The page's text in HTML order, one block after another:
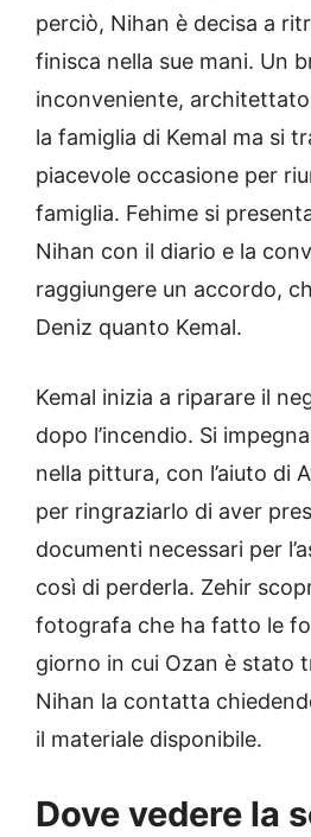
perciò, Nihan è decisa a
finisca nella sue mani. Un
inconveniente,
la famiglia di Kemal ma si
piacevole occasione per
famiglia. Fehime si
Nihan con il diario e la
raggiungere un accordo,
Deniz quanto Kemal.
Kemal inizia a riparare il
dopo l’incendio. Si
nella pittura, con l’aiuto di
per ringraziarlo di aver
documenti necessari per
così di perderla. Zehir
fotografa che ha fatto le
giorno in cui Ozan è stato
Nihan la contatta
il materiale disponibile.
Dove vedere la